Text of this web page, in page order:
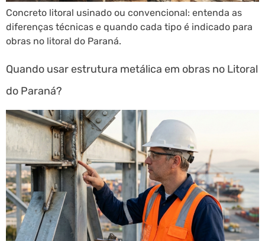
Concreto litoral usinado ou convencional: entenda as
diferenças técnicas e quando cada tipo é indicado para
obras no litoral do Paraná.
Quando usar estrutura metálica em obras no Litoral
do Paraná?